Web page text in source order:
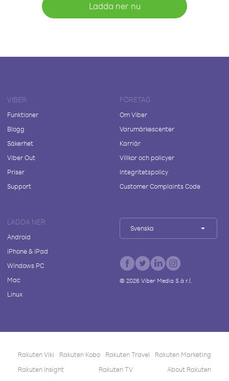
Ladda ner nu
VIBER
Funktioner
Blogg
Säkerhet
Viber Out
Priser
Support
FÖRETAG
Om Viber
Varumärkescenter
Karriär
Villkor och policyer
Integritetspolicy
Customer Complaints Code
LADDA NER
Android
iPhone & iPad
Windows PC
Mac
Linux
Svenska
© 2026Viber Media S.à r.l.
Rakuten Viki Rakuten Kobo Rakuten Travel
Rakuten Marketing
Rakuten Insight
Rakuten TV About Rakuten